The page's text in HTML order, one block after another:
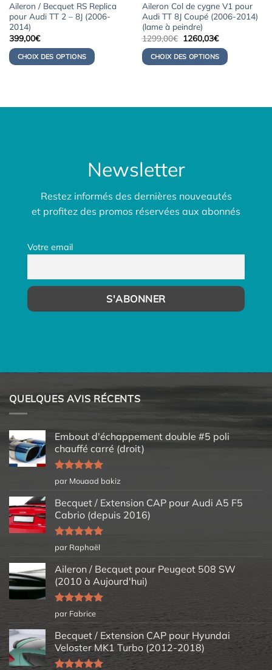
Aileron / Becquet RS Replica
pour Audi TT 2 – 8J (2006-
2014)
399,00€
CHOIX DES OPTIONS
Aileron Col de cygne V1 pour
Audi TT 8J Coupé (2006-2014)
(lame à peindre)
1299,00€ Le
prix
initial
était :
1260,03€Le
actuel
est :
CHOIX DES OPTIONS
Newsletter
Restez informés des dernières nouveautés
et profitez des promos réservées aux abonnés
Votre email
QUELQUES AVIS RÉCENTS
Embout d'échappement double #5 poli
chauffé carré (droit)
Note5sur
5
par Mouaad bakiz
Becquet / Extension CAP pour Audi A5 F5
Cabrio (depuis 2016)
Note5sur
5
par Raphaël
Aileron / Becquet pour Peugeot 508 SW
(2010 à Aujourd'hui)
Note5sur
5
par Fabrice
Becquet / Extension CAP pour Hyundai
Veloster MK1 Turbo (2012-2018)